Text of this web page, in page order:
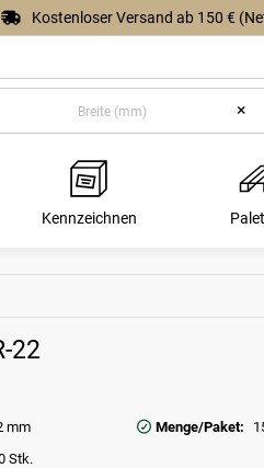
Kostenloser Versand ab 150 €
×
Kennzeichnen
22
mm Menge/Paket:
Stk.